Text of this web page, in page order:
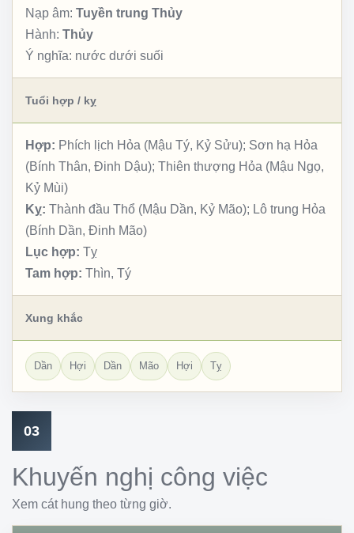
Nạp âm: Tuyền trung Thủy
Hành: Thủy
Ý nghĩa: nước dưới suối
Tuổi hợp / kỵ
Hợp: Phích lịch Hỏa (Mậu Tý, Kỷ Sửu); Sơn hạ Hỏa
(Bính Thân, Đinh Dậu); Thiên thượng Hỏa (Mậu Ngọ,
Kỷ Mùi)
Kỵ: Thành đầu Thổ (Mậu Dần, Kỷ Mão); Lô trung Hỏa
(Bính Dần, Đinh Mão)
Lục hợp: Tỵ
Tam hợp: Thìn, Tý
Xung khắc
Dần Hợi Dần Mão Hợi Tỵ
03
Khuyến nghị công việc
Xem cát hung theo từng giờ.